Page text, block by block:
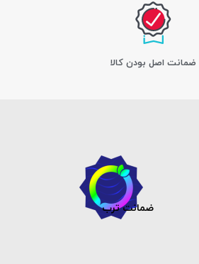
ﺿﻤﺎﻧﺖ اﺻﻞ ﺑﻮدن ﮐﺎﻟﺎ
ضمانت ترب